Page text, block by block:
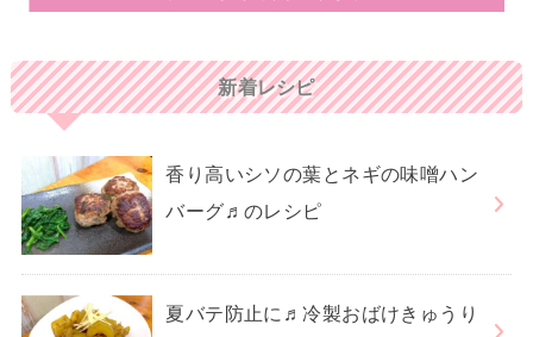
新着レシピ
香り高いシソの葉とネギの味噌ハン
バーグ♬のレシピ
夏バテ防止に♬冷製おばけきゅうり